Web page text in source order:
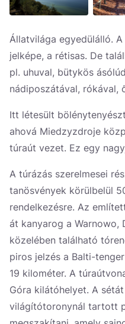
Állatvilága egyedülálló.
jelképe, a rétisas. De
pl. uhuval, bütykös
nádiposzátával, rókával,
Itt létesült
ahová Miedzyzdroje
túraút vezet. Ez egy
A túrázás szerelmesei
tanösvények körülbelül
rendelkezésre. Az
át kanyarog a Warnowo,
közelében található
piros jelzés a Balti-
19 kilométer. A
Góra kilátóhelyet. A
világítótoronynál tartott